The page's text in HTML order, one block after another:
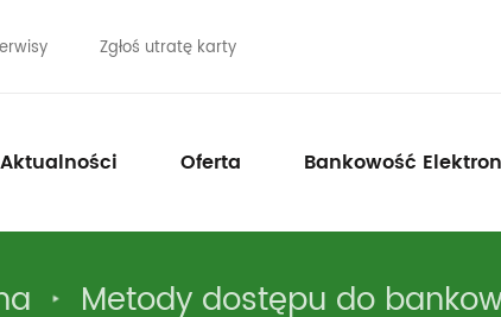
Zgłoś utratę karty
Aktualności Oferta Bankowość
Metody dostępu do